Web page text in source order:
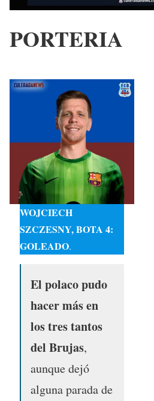
PORTERIA
WOJCIECH
SZCZESNY, BOTA 4:
GOLEADO.
El polaco pudo
hacer más en
los tres tantos
del Brujas,
aunque dejó
alguna parada de